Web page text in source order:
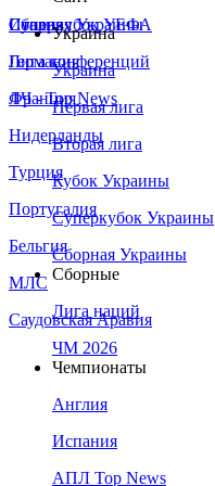
Сборная Украины
Италия
Германия
Франция
Нидерланды
Турция
Португалия
Бельгия
МЛС
Саудовская Аравия
Суперкубок УЕФА
Лига конференций
ЛЧ - Top News
Украина
Украина
Первая лига
Вторая лига
Кубок Украины
Суперкубок Украины
Сборная Украины
Сборные
Лига наций
ЧМ 2026
Чемпионаты
Англия
Испания
АПЛ Top News